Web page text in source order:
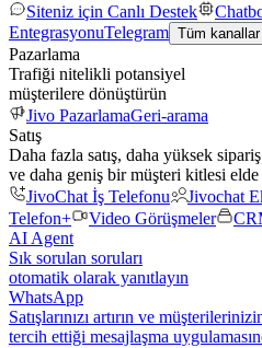
Siteniz için Canlı Destek
EntegrasyonuTelegram Tüm kanallar
Pazarlama
Trafiği nitelikli potansiyel
müşterilere dönüştürün
Jivo PazarlamaGeri-arama
Satış
Daha fazla satış, daha yüksek
ve daha geniş bir müşteri kitlesi elde
JivoChat İş Telefonu
Jivochat
Telefon+
Video Görüşmeler
AI Agent
Sık sorulan soruları
otomatik olarak yanıtlayın
WhatsApp
Satışlarınızı artırın ve
tercih ettiği mesajlaşma